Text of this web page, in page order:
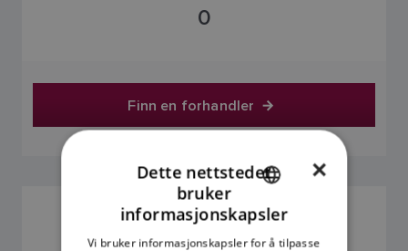
0
Finn en forhandler
15 M - SEATALK HS PATCHKABEL
SKU: A62136
×
Dette nettstedet
bruker
informasjonskapsler
Vi bruker informasjonskapsler for å tilpasse